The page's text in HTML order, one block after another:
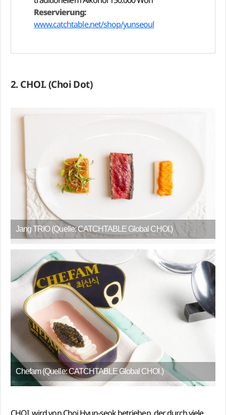
Reservierung:
www.catchtable.net/shop/yunseoul
2. CHOI. (Choi Dot)
Jang TRIO (Quelle: CATCHTABLE Global CHOI.)
Chefam (Quelle: CATCHTABLE Global CHOI.)